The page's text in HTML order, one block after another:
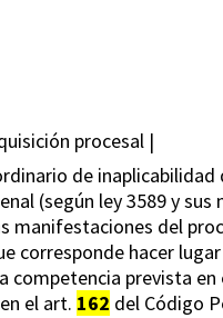
procesal |
de
(según ley 3589 y
manifestaciones del
corresponde hacer
competencia prevista
el art. 162 del Código